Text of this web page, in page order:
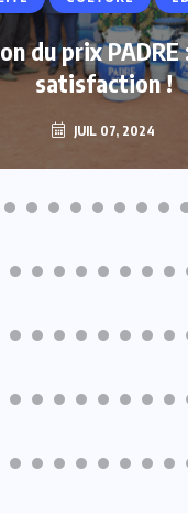
du prix PADRE
satisfaction !
JUIL 07, 2024
parlementaires :
leur
populations
JUIL 07, 2024